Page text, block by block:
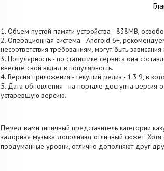
1. Объем пустой памяти устройства - 838MB,
2. Операционная система - Android 6+,
несоответствия требованиям, могут быть зависания
3. Популярность - по статистике сервиса она
внесите свой вклад в популярность.
4. Версия приложения - текущий релиз - 1.3.9, в
5. Дата обновления - на портале доступна версия
устаревшую версию.
Перед вами типичный представитель категории
задорная музыка дополняют отличный сюжет.
продуманные уровни, отлично дополняют друг